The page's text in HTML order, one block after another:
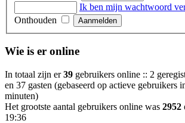
Ik ben mijn wachtwoord
Onthouden
Wie is er online
In totaal zijn er39 gebruikers online :: 2
en 37 gasten (gebaseerd op actieve gebruikers
minuten)
Het grootste aantal gebruikers online was 2952
19:36